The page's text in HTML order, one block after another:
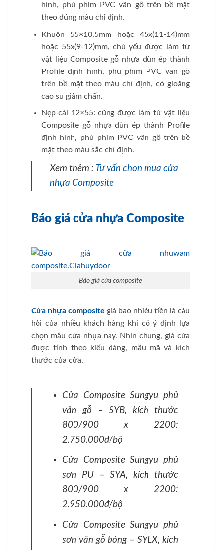
hình, phủ phim PVC vân gỗ trên bề mặt
theo đúng màu chỉ định.
Khuôn 55×10,5mm hoặc 45x(11-14)mm
hoặc 55x(9-12)mm, chủ yếu được làm từ
vật liệu Composite gỗ nhựa đùn ép thành
Profile định hình, phủ phim PVC vân gỗ
trên bề mặt theo màu chỉ định, có gioăng
cao su giảm chấn.
Nẹp cài 12×55: cũng được làm từ vật liệu
Composite gỗ nhựa đùn ép thành Profile
định hình, phủ phim PVC vân gỗ trên bề
mặt theo màu sắc chỉ định.
Xem thêm : Tư vấn chọn mua cửa
nhựa Composite
Báo giá cửa nhựa Composite
Báo giá cửa composite
Cửa nhựa composite giá bao nhiêu tiền là câu
hỏi của nhiều khách hàng khi có ý định lựa
chọn mẫu cửa nhựa này. Nhìn chung, giá cửa
được tính theo kiểu dáng, mẫu mã và kích
thước của cửa.
Cửa Composite Sungyu phủ
vân gỗ – SYB, kích thước
800/900 x 2200:
2.750.000đ/bộ
Cửa Composite Sungyu phủ
sơn PU – SYA, kích thước
800/900 x 2200:
2.950.000đ/bộ
Cửa Composite Sungyu phủ
sơn vân gỗ bóng – SYLX, kích